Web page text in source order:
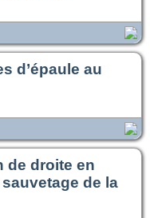
d’épaule au
de droite en
de la